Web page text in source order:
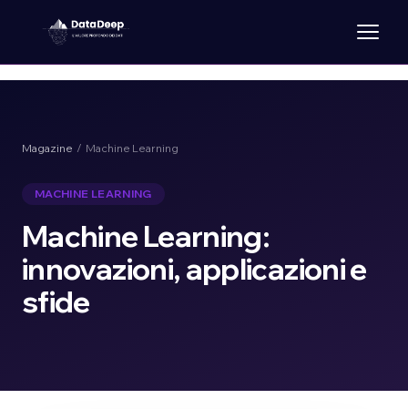
Magazine / Machine Learning
MACHINE LEARNING
Machine Learning:
innovazioni, applicazioni e
sfide